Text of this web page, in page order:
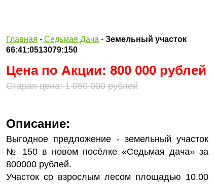
Главная - Седьмая Дача - Земельный участок
66:41:0513079:150
Цена по Акции: 800 000 рублей
Старая цена: 1 050 000 рублей
Описание:
Выгодное предложение - земельный участок
№ 150 в новом посёлке «Седьмая дача» за
800000 рублей.
Участок со взрослым лесом площадью 10.00